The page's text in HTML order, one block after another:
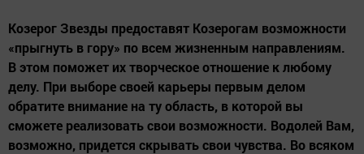
Козерог Звезды предоставят Козерогам возможности
«прыгнуть в гору» по всем жизненным направлениям.
В этом поможет их творческое отношение к любому
делу. При выборе своей карьеры первым делом
обратите внимание на ту область, в которой вы
сможете реализовать свои возможности. Водолей Вам,
возможно, придется скрывать свои чувства. Во всяком